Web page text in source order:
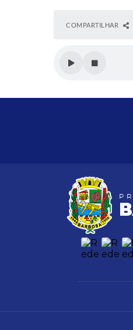
1.6 O
1.7 Não serão
observar
COMPARTILHAR